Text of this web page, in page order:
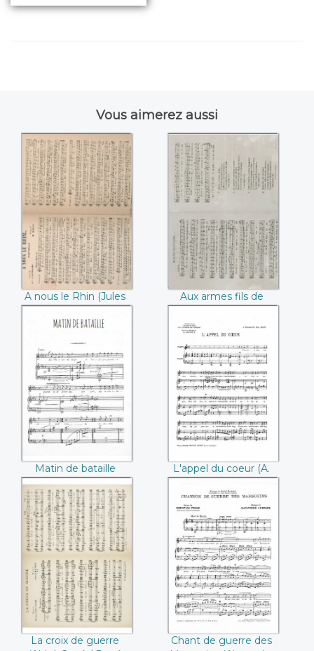
Vous aimerez aussi
A nous le Rhin
(Jules de Langlade
/ M. Biron)
A nous le Rhin (Jules
de Langlade / M.
Biron)
Aux armes fils de
France (Anonyme)
Aux armes fils de
France (Anonyme)
Matin de bataille
(Pierre Lasserre)
Matin de bataille
(Pierre Lasserre)
L'appel du coeur
(A. Dupuy)
L'appel du coeur (A.
Dupuy)
La croix de guerre
(Abbé Carré / René
Quid'beauf)
La croix de guerre
Chant de guerre
des Marsouins
(Alexandre
Georges / Christian
Froge)
Chant de guerre des